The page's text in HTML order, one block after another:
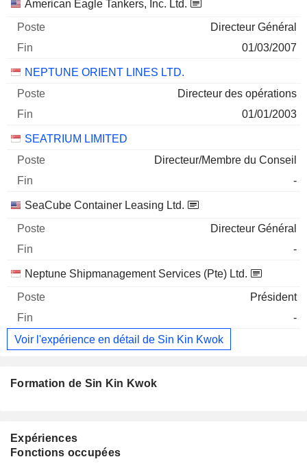
Sociétés Poste Fin
American Eagle Tankers, Inc. Ltd.
Directeur Général
01/03/2007
NEPTUNE ORIENT LINES LTD.
Directeur des opérations
01/01/2003
SEATRIUM LIMITED
Directeur/Membre du Conseil
-
SeaCube Container Leasing Ltd.
Directeur Général
-
Neptune Shipmanagement Services (Pte) Ltd.
Président
-
Voir l'expérience en détail de Sin Kin Kwok
Formation de Sin Kin Kwok
Expériences
Fonctions occupées